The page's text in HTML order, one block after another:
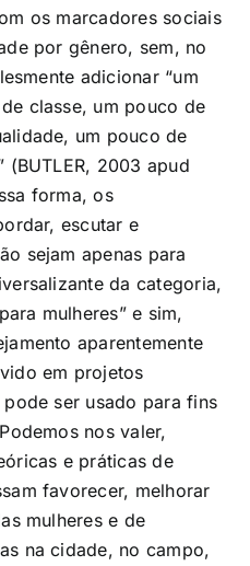
os marcadores sociais
por gênero, sem, no
adicionar “um
classe, um pouco de
um pouco de
2003 apud
forma, os
escutar e
sejam apenas para
da categoria,
mulheres” e sim,
aparentemente
em projetos
ser usado para fins
nos valer,
e práticas de
favorecer, melhorar
mulheres e de
na cidade, no campo,